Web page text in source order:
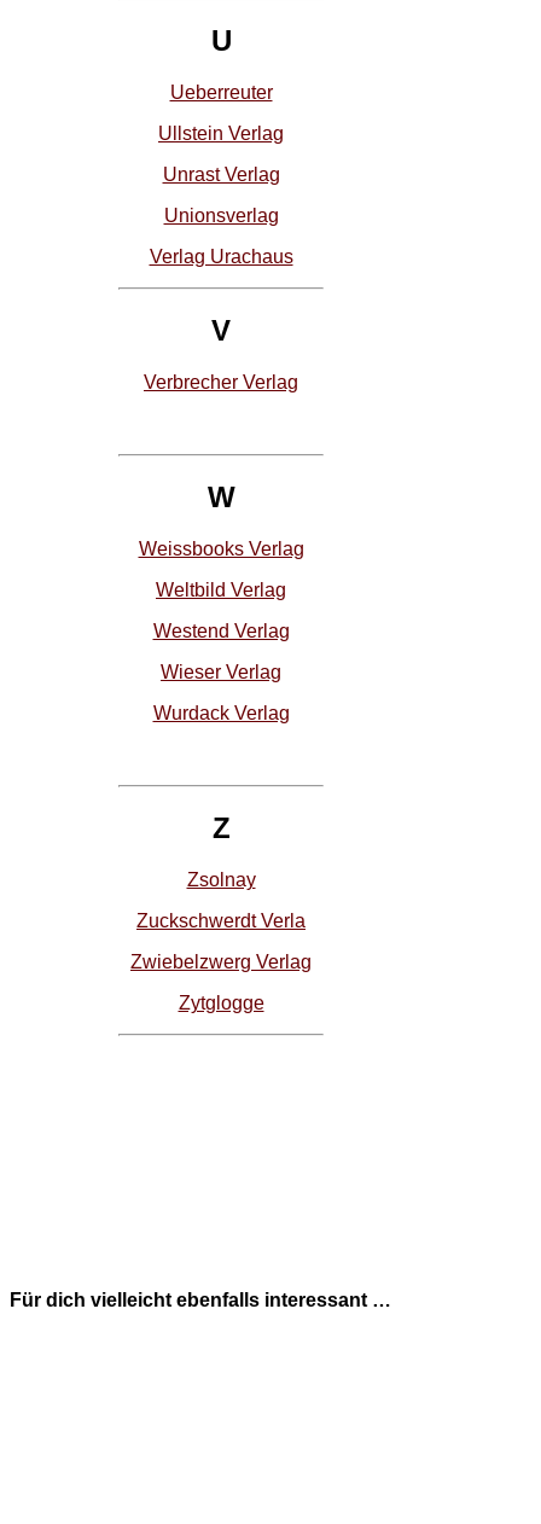
U
Ueberreuter
Ullstein Verlag
Unrast Verlag
Unionsverlag
Verlag Urachaus
V
Verbrecher Verlag
W
Weissbooks Verlag
Weltbild Verlag
Westend Verlag
Wieser Verlag
Wurdack Verlag
Z
Zsolnay
Zuckschwerdt Verla
Zwiebelzwerg Verlag
Zytglogge
Für dich vielleicht ebenfalls interessant …